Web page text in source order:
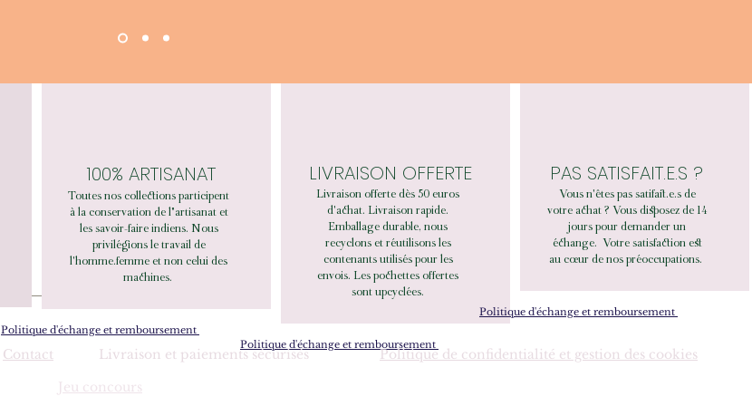
100% ARTISANAT
Toutes nos collections participent
à la conservation de l"artisanat et
les savoir-faire indiens. Nous
privilégions le travail de
l'homme.femme et non celui des
machines.
Politique d'échange et remboursement
LIVRAISON OFFERTE
Livraison offerte dès 50 euros
d'achat. Livraison rapide.
Emballage durable, nous
recyclons et réutilisons les
contenants utilisés pour les
envois. Les pochettes offertes
sont upcyclées.
Politique d'échange et remboursement
PAS SATISFAIT.E.S ?
Vous n'êtes pas satifait.e.s de
votre achat ? Vous disposez de 14
jours pour demander un
échange. Votre satisfaction est
au cœur de nos préoccupations.
Politique d'échange et remboursement
Contact Livraison et paiements sécurisés
Politique de confidentialité et gestion des cookies
Jeu concours